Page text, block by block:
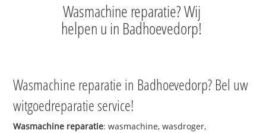
Wasmachine reparatie? Wij
helpen u in Badhoevedorp!
Wasmachine reparatie in Badhoevedorp? Bel uw
witgoedreparatie service!
Wasmachine reparatie: wasmachine, wasdroger,